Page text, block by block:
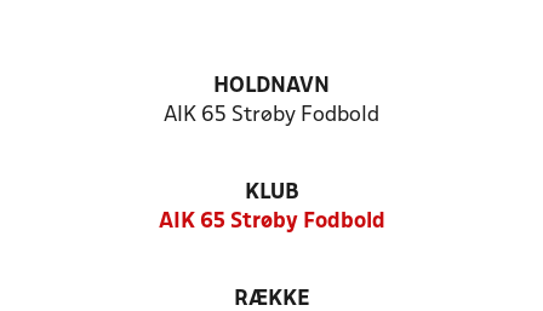
HOLDNAVN
AIK 65 Strøby Fodbold
KLUB
AIK 65 Strøby Fodbold
RÆKKE